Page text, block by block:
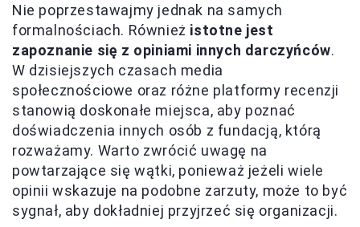
Nie poprzestawajmy jednak na samych
formalnościach. Również istotne jest
zapoznanie się z opiniami innych darczyńców.
W dzisiejszych czasach media
społecznościowe oraz różne platformy recenzji
stanowią doskonałe miejsca, aby poznać
doświadczenia innych osób z fundacją, którą
rozważamy. Warto zwrócić uwagę na
powtarzające się wątki, ponieważ jeżeli wiele
opinii wskazuje na podobne zarzuty, może to być
sygnał, aby dokładniej przyjrzeć się organizacji.